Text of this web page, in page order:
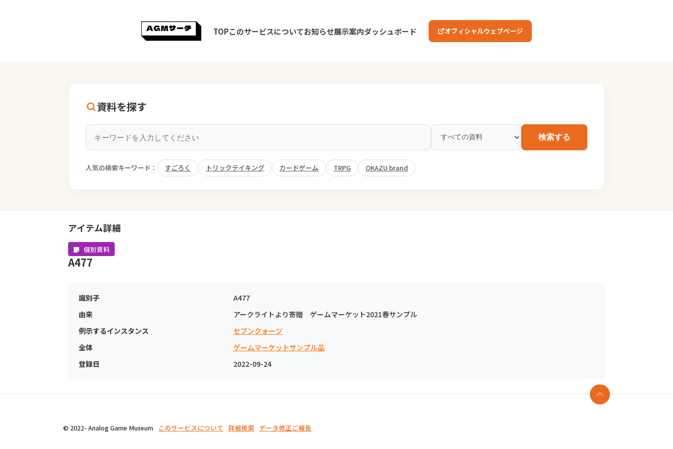
TOPこのサービスについてお知らせ展示案内ダッシュボード オフィシャルウェブページ
資料を探す
検索する
人気の検索キーワード： すごろく トリックテイキング カードゲーム TRPG OKAZU brand
アイテム詳細
個別資料
A477
識別子
A477
由来
アークライトより寄贈 ゲームマーケット2021春サンプル
例示するインスタンス
セブンクォーツ
全体
ゲームマーケットサンプル品
登録日
2022-09-24
© 2022- Analog Game Museum このサービスについて 詳細検索 データ修正ご報告